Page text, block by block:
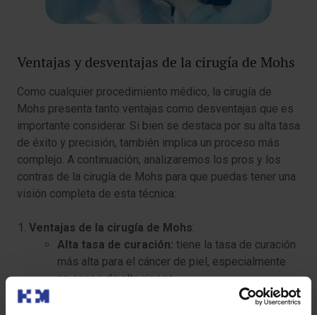
Ventajas y desventajas de la cirugía de Mohs
Como cualquier procedimiento médico, la cirugía de
Mohs presenta tanto ventajas como desventajas que es
importante considerar. Si bien se destaca por su alta tasa
de éxito y precisión, también implica un proceso más
complejo. A continuación, analizaremos los pros y los
contras de la cirugía de Mohs para que puedas tener una
visión completa de esta técnica:
Ventajas de la cirugía de Mohs:
Alta tasa de curación: tiene la tasa de curación
más alta para el cáncer de piel, especialmente
en casos de alto riesgo.
minimiza la